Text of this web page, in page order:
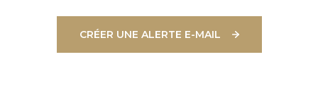
CRÉER UNE ALERTE E-MAIL